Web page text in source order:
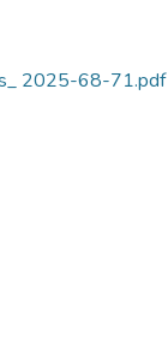
2025-68-71.pdf